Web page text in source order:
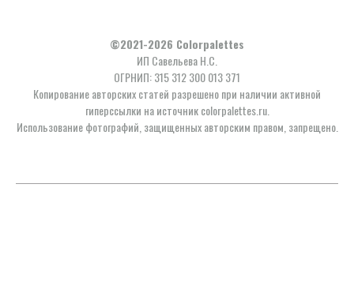
©2021-2026 Сolorpalettes
ИП Савельева Н.С.
ОГРНИП: 315 312 300 013 371
Копирование авторских статей разрешено при наличии активной
гиперссылки на источник colorpalettes.ru.
Использование фотографий, защищенных авторским правом, запрещено.